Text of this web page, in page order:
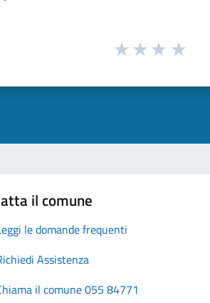
il comune
le domande frequenti
Assistenza
il comune 055 84771